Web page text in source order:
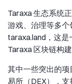
Taraxa 生态系统
游戏、治理等多
taraxa.land，这
Taraxa 区块链构建
其中一些突出的
易所（DEX），